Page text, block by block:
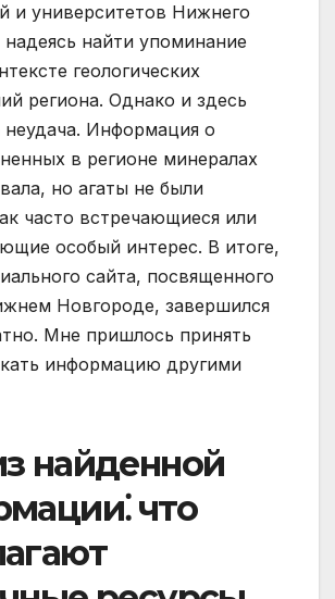
и университетов Нижнего
найти упоминание
геологических
региона. Однако и здесь
Информация о
в регионе минералах
но агаты не были
часто встречающиеся или
особый интерес. В итоге,
сайта, посвященного
Новгороде, завершился
Мне пришлось принять
информацию другими
найденной
что